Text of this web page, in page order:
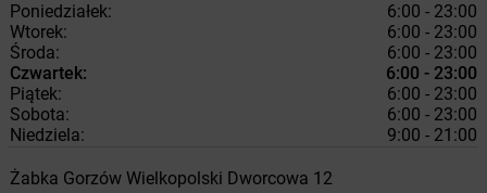
Poniedziałek:
6:00 - 23:00
Wtorek:
6:00 - 23:00
Środa:
6:00 - 23:00
Czwartek:
6:00 - 23:00
Piątek:
6:00 - 23:00
Sobota:
6:00 - 23:00
Niedziela:
9:00 - 21:00
Żabka Gorzów Wielkopolski Dworcowa 12